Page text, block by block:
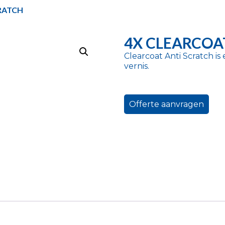
4X
Clearcoat Anti Scratch
vernis.
Offerte aanvragen